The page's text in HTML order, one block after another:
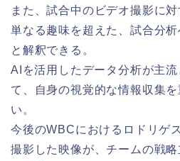
また、試合中のビデオ撮影に対
単なる趣味を超えた、試合分
と解釈できる。
AIを活用したデータ分析が主
て、自身の視覚的な情報収集
い。
今後のWBCにおけるロドリゲ
撮影した映像が、チームの戦